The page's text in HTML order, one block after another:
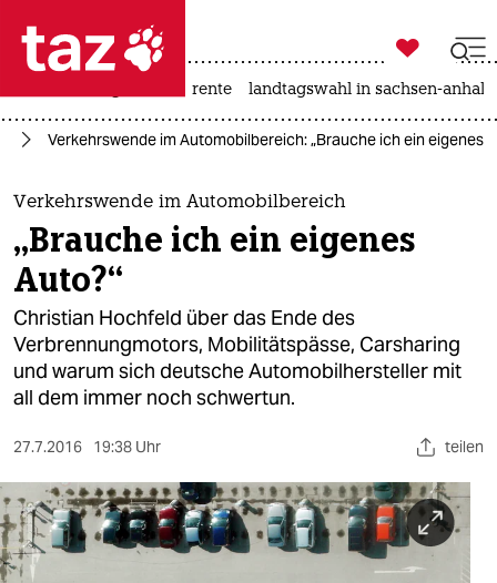
 taz zahl ich
taz zahl ich
themen
politik
öko
gesellschaft
kultur
sport
berlin
nord

taz zahl ich
rente landtagswahl in sachsen-anhalt
Verkehrswende im Automobilbereich: „Brauche ich ein eigenes
Verkehrswende im Automobilbereich
„Brauche ich ein eigenes
Auto?“
Christian Hochfeld über das Ende des
Verbrennungmotors, Mobilitätspässe, Carsharing
und warum sich deutsche Automobilhersteller mit
all dem immer noch schwertun.
27.7.2016 19:38 Uhr teilen